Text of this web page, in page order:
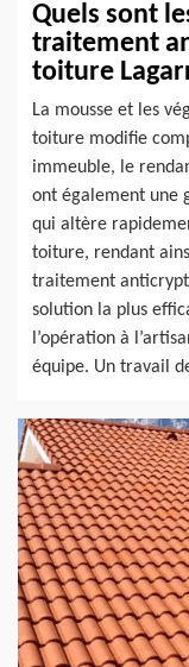
Quels sont
traitement
toiture
La mousse et les
toiture modifie
immeuble, le
ont également une
qui altère
toiture, rendant
traitement
solution la plus
l’opération à
équipe. Un travail